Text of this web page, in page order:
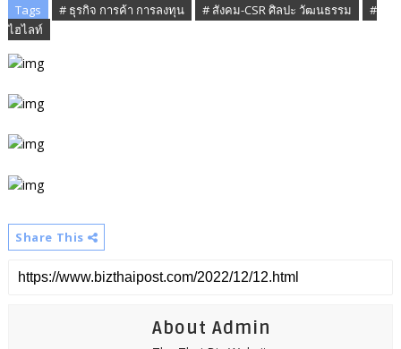
Tags # ธุรกิจ การค้า การลงทุน # สังคม-CSR ศิลปะ วัฒนธรรม
#
ไฮไลท์
Share This
About Admin